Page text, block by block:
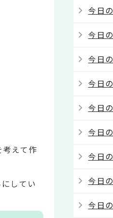
えて作
してい
今日
今日
今日
今日
今日
今日
今日
今日
今日